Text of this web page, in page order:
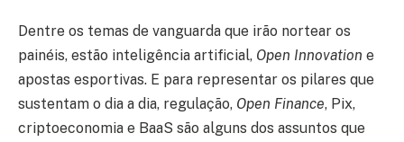
Dentre os temas de vanguarda que irão nortear os
painéis, estão inteligência artificial, Open Innovation e
apostas esportivas. E para representar os pilares que
sustentam o dia a dia, regulação, Open Finance, Pix,
criptoeconomia e BaaS são alguns dos assuntos que